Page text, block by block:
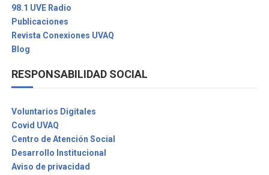
98.1 UVE Radio
Publicaciones
Revista Conexiones UVAQ
Blog
RESPONSABILIDAD SOCIAL
Voluntarios Digitales
Covid UVAQ
Centro de Atención Social
Desarrollo Institucional
Aviso de privacidad